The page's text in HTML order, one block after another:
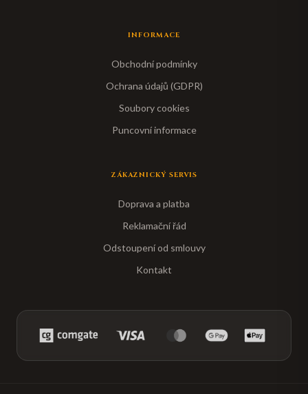
INFORMACE
Obchodní podmínky
Ochrana údajů (GDPR)
Soubory cookies
Puncovní informace
ZÁKAZNICKÝ SERVIS
Doprava a platba
Reklamační řád
Odstoupení od smlouvy
Kontakt